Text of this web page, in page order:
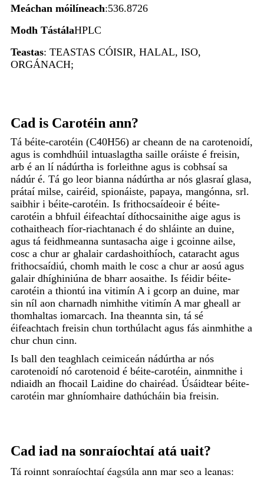
Meáchan móilíneach:536.8726
Modh TástálaHPLC
Teastas: TEASTAS CÓISIR, HALAL, ISO,
ORGÁNACH;
Cad is Carotéin ann?
Tá béite-carotéin (C40H56) ar cheann de na carotenoidí,
agus is comhdhúil intuaslagtha saille oráiste é freisin,
arb é an lí nádúrtha is forleithne agus is cobhsaí sa
nádúr é. Tá go leor bianna nádúrtha ar nós glasraí glasa,
prátaí milse, cairéid, spionáiste, papaya, mangónna, srl.
saibhir i béite-carotéin. Is frithocsaídeoir é béite-
carotéin a bhfuil éifeachtaí díthocsainithe aige agus is
cothaitheach fíor-riachtanach é do shláinte an duine,
agus tá feidhmeanna suntasacha aige i gcoinne ailse,
cosc ​​a chur ar ghalair cardashoithíoch, cataracht agus
frithocsaídiú, chomh maith le cosc ​​a chur ar aosú agus
galair dhíghiniúna de bharr aosaithe. Is féidir béite-
carotéin a thiontú ina vitimín A i gcorp an duine, mar
sin níl aon charnadh nimhithe vitimín A mar gheall ar
thomhaltas iomarcach. Ina theannta sin, tá sé
éifeachtach freisin chun torthúlacht agus fás ainmhithe a
chur chun cinn.
Is ball den teaghlach ceimiceán nádúrtha ar nós
carotenoidí nó carotenoid é béite-carotéin, ainmnithe i
ndiaidh an fhocail Laidine do chairéad. Úsáidtear béite-
carotéin mar ghníomhaire dathúcháin bia freisin.
Cad iad na sonraíochtaí atá uait?
Tá roinnt sonraíochtaí éagsúla ann mar seo a leanas: